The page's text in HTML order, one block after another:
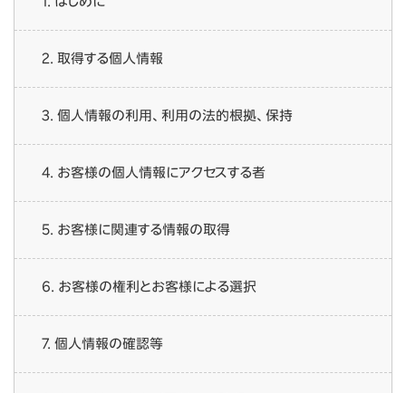
2. 取得する個人情報
3. 個人情報の利用、利用の法的根拠、保持
4. お客様の個人情報にアクセスする者
5. お客様に関連する情報の取得
6. お客様の権利とお客様による選択
7. 個人情報の確認等